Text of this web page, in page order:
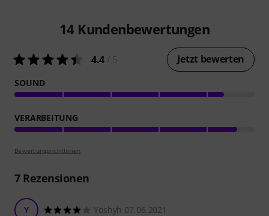
14 Kundenbewertungen
4.4 Jetzt bewerten
SOUND
VERARBEITUNG
Bewertungsrichtlinien
7Rezensionen
Y Yoshyh 07.06.2021